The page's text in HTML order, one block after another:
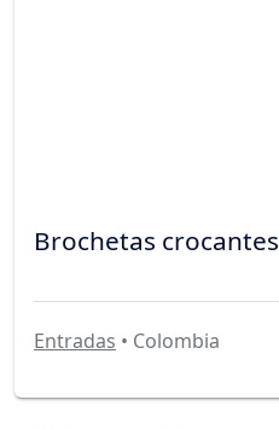
Brochetas crocantes
Entradas • Colombia